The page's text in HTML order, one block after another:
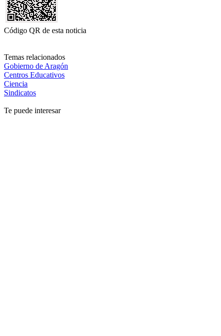
Código QR de esta noticia
Temas relacionados
Gobierno de Aragón
Centros Educativos
Ciencia
Sindicatos
Te puede interesar